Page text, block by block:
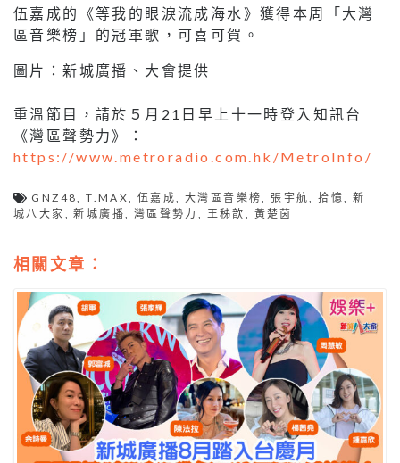
伍嘉成的《等我的眼淚流成海水》獲得本周「大灣
區音樂榜」的冠軍歌，可喜可賀。
圖片：新城廣播、大會提供
重溫節目，請於５月21日早上十一時登入知訊台
《灣區聲勢力》：
https://www.metroradio.com.hk/MetroInfo/
GNZ48 ,T.MAX ,伍嘉成 ,大灣區音樂榜 ,張宇航 ,拾憶
新
城八大家
,新城廣播 灣區聲勢力 王秭歆 黃楚茵
相關文章：